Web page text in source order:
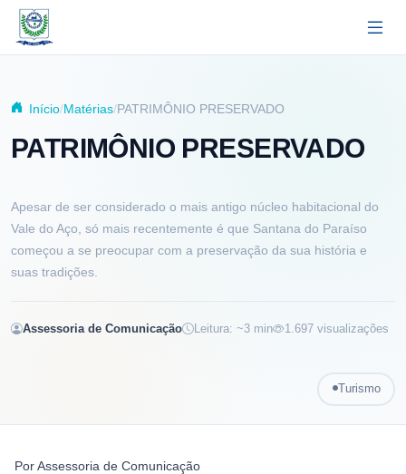
Pular para o conteúdo principal
Início Matérias PATRIMÔNIO PRESERVADO
PATRIMÔNIO PRESERVADO
Turismo
Apesar de ser considerado o mais antigo núcleo habitacional do
Vale do Aço, só mais recentemente é que Santana do Paraíso
começou a se preocupar com a preservação da sua história e
suas tradições.
Assessoria de Comunicação Leitura: ~3 min 1.697 visualizações
PorAssessoria de Comunicação